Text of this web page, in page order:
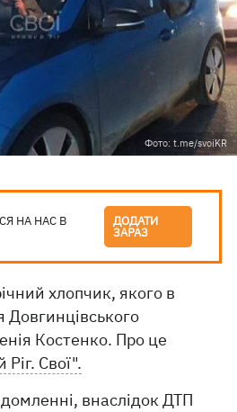
Фото: t.me/svoiKR
НА НАС В ДОДАТИ
ЗАРАЗ
хлопчик, якого в
Довгинцівського
Костенко. Про це
Свої".
внаслідок ДТП